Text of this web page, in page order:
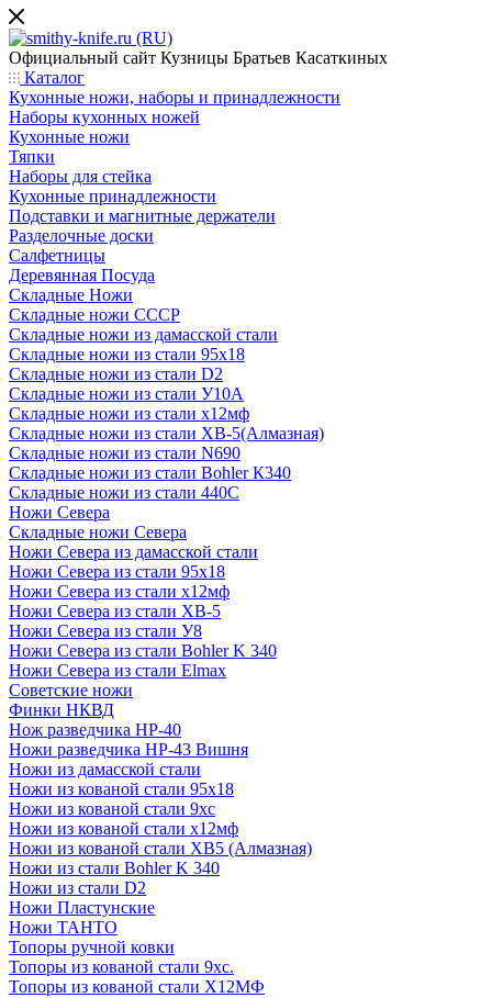
Официальный сайт Кузницы Братьев Касаткиных
Каталог
Кухонные ножи, наборы и принадлежности
Наборы кухонных ножей
Кухонные ножи
Тяпки
Наборы для стейка
Кухонные принадлежности
Подставки и магнитные держатели
Разделочные доски
Салфетницы
Деревянная Посуда
Складные Ножи
Cкладные ножи СССР
Складные ножи из дамасской стали
Складные ножи из стали 95х18
Складные ножи из стали D2
Складные ножи из стали У10А
Складные ножи из стали х12мф
Складные ножи из стали ХВ-5(Алмазная)
Складные ножи из стали N690
Складные ножи из стали Bohler К340
Складные ножи из стали 440С
Ножи Севера
Складные ножи Севера
Ножи Севера из дамасской стали
Ножи Севера из стали 95х18
Ножи Севера из стали х12мф
Ножи Севера из стали ХВ-5
Ножи Севера из стали У8
Ножи Севера из стали Bohler K 340
Ножи Севера из стали Elmax
Советские ножи
Финки НКВД
Нож разведчика НР-40
Ножи разведчика НР-43 Вишня
Ножи из дамасской стали
Ножи из кованой стали 95х18
Ножи из кованой стали 9хс
Ножи из кованой стали х12мф
Ножи из кованой стали ХВ5 (Алмазная)
Ножи из стали Bohler K 340
Ножи из стали D2
Ножи Пластунские
Ножи ТАНТО
Топоры ручной ковки
Топоры из кованой стали 9хс.
Топоры из кованой стали Х12МФ